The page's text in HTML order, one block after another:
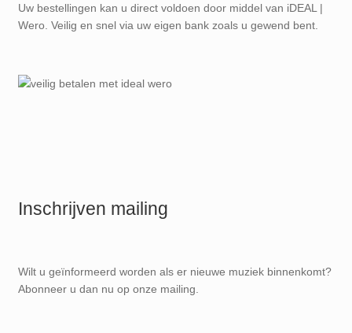
Uw bestellingen kan u direct voldoen door middel van iDEAL |
Wero. Veilig en snel via uw eigen bank zoals u gewend bent.
Inschrijven mailing
Wilt u geïnformeerd worden als er nieuwe muziek binnenkomt?
Abonneer u dan nu op onze mailing.